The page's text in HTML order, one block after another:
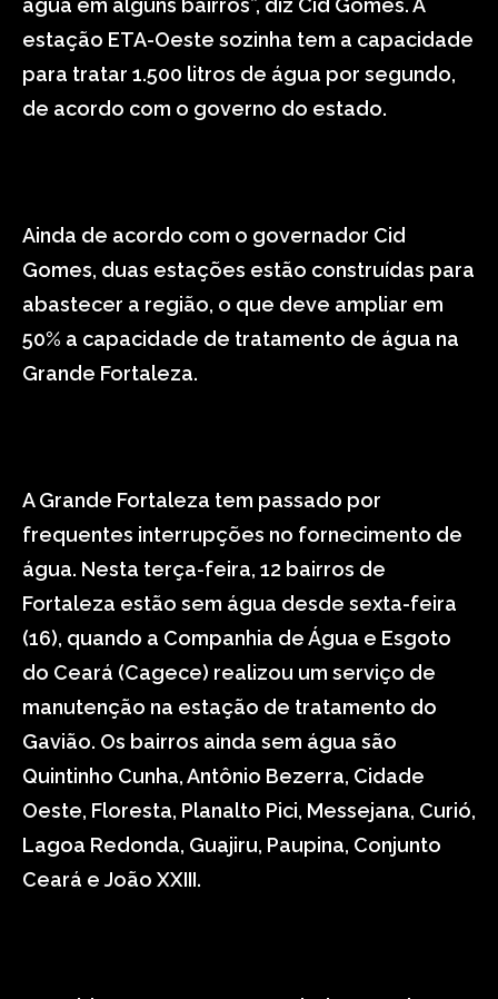
água em alguns bairros”, diz Cid Gomes. A
estação ETA-Oeste sozinha tem a capacidade
para tratar 1.500 litros de água por segundo,
de acordo com o governo do estado.
Ainda de acordo com o governador Cid
Gomes, duas estações estão construídas para
abastecer a região, o que deve ampliar em
50% a capacidade de tratamento de água na
Grande Fortaleza.
A Grande Fortaleza tem passado por
frequentes interrupções no fornecimento de
água. Nesta terça-feira, 12 bairros de
Fortaleza estão sem água desde sexta-feira
(16), quando a Companhia de Água e Esgoto
do Ceará (Cagece) realizou um serviço de
manutenção na estação de tratamento do
Gavião. Os bairros ainda sem água são
Quintinho Cunha, Antônio Bezerra, Cidade
Oeste, Floresta, Planalto Pici, Messejana, Curió,
Lagoa Redonda, Guajiru, Paupina, Conjunto
Ceará e João XXIII.